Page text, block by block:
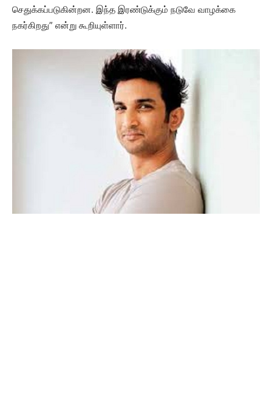
செதுக்கப்படுகின்றன. இந்த இரண்டுக்கும் நடுவே வாழக்கை
நகர்கிறது” என்று கூறியுள்ளார்.